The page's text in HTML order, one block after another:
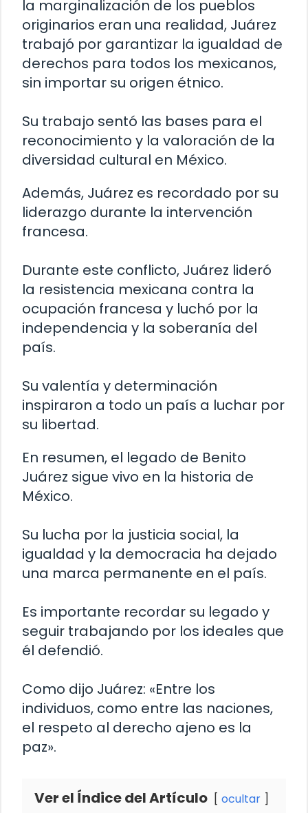
la marginalización de los pueblos
originarios eran una realidad, Juárez
trabajó por garantizar la igualdad de
derechos para todos los mexicanos,
sin importar su origen étnico.
Su trabajo sentó las bases para el
reconocimiento y la valoración de la
diversidad cultural en México.
Además, Juárez es recordado por su
liderazgo durante la intervención
francesa.
Durante este conflicto, Juárez lideró
la resistencia mexicana contra la
ocupación francesa y luchó por la
independencia y la soberanía del
país.
Su valentía y determinación
inspiraron a todo un país a luchar por
su libertad.
En resumen, el legado de Benito
Juárez sigue vivo en la historia de
México.
Su lucha por la justicia social, la
igualdad y la democracia ha dejado
una marca permanente en el país.
Es importante recordar su legado y
seguir trabajando por los ideales que
él defendió.
Como dijo Juárez: «Entre los
individuos, como entre las naciones,
el respeto al derecho ajeno es la
paz».
Ver el Índice del Artículo ocultar